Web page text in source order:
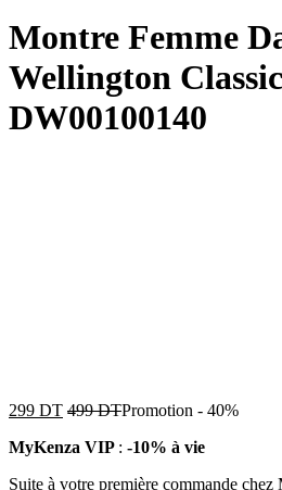
Montre Femme
Wellington Classic
DW00100140
299 DT 499DTPromotion - 40%
MyKenza VIP : -10% à vie
Suite à votre première commande